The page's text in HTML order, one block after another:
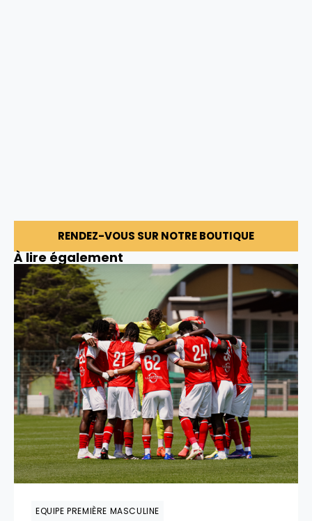
RENDEZ-VOUS SUR NOTRE BOUTIQUE
À lire également
EQUIPE PREMIÈRE MASCULINE